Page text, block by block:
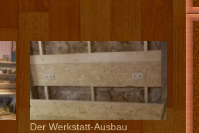
Der Werkstatt-Ausbau